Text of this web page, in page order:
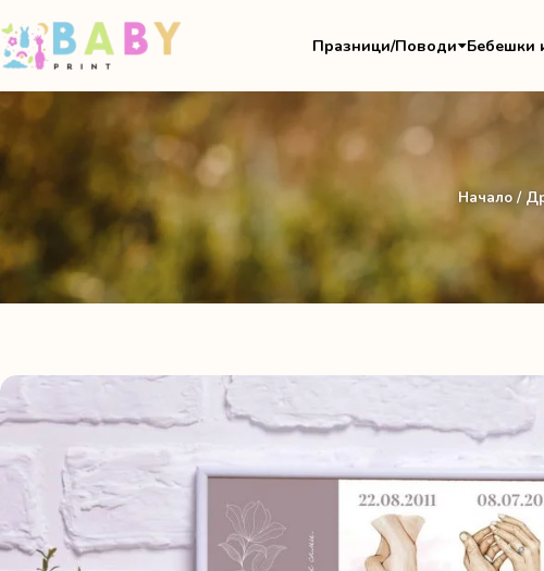
Празници/Поводи Бебешки
Начало/